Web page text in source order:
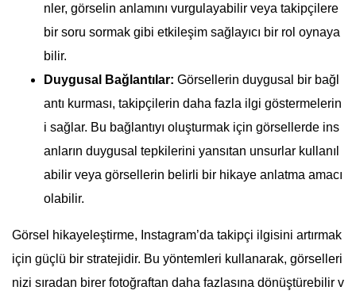
nler, görselin anlamını vurgulayabilir veya takipçilere
bir soru sormak gibi etkileşim sağlayıcı bir rol oynaya
bilir.
Duygusal Bağlantılar: Görsellerin duygusal bir bağl
antı kurması, takipçilerin daha fazla ilgi göstermelerin
i sağlar. Bu bağlantıyı oluşturmak için görsellerde ins
anların duygusal tepkilerini yansıtan unsurlar kullanıl
abilir veya görsellerin belirli bir hikaye anlatma amacı
olabilir.
Görsel hikayeleştirme, Instagram’da takipçi ilgisini artırmak
için güçlü bir stratejidir. Bu yöntemleri kullanarak, görselleri
nizi sıradan birer fotoğraftan daha fazlasına dönüştürebilir v